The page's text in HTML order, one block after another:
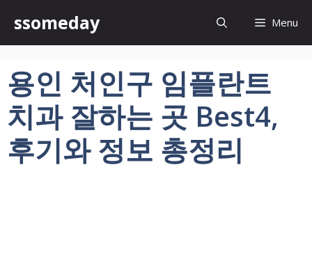
츠
뛰
기
ssomeday Menu
용인 처인구 임플란트
치과 잘하는 곳 Best4,
후기와 정보 총정리